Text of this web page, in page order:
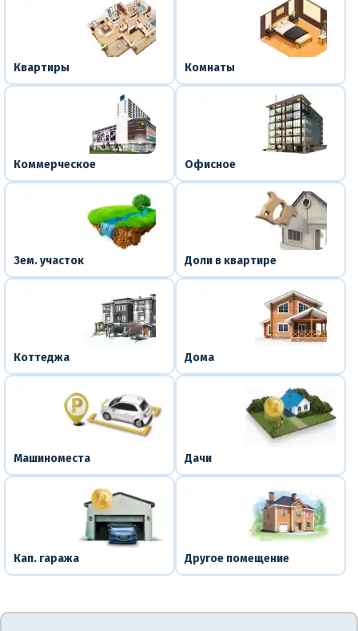
Квартиры Комнаты
Коммерческое Офисное
Зем. участок Доли в квартире
Коттеджа Дома
Машиноместа Дачи
Кап. гаража Другое помещение